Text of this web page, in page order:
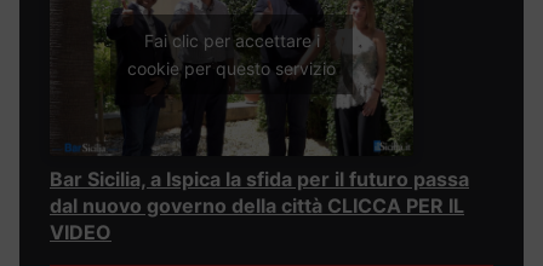
Fai clic per accettare i
cookie per questo servizio
Bar Sicilia, a Ispica la sfida per il futuro passa
dal nuovo governo della città CLICCA PER IL
VIDEO